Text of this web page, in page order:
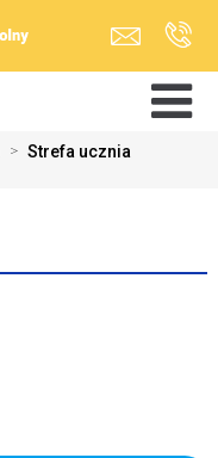
> Strefa ucznia